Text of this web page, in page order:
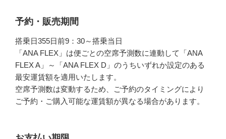
予約・販売期間
搭乗日355日前9：30～搭乗当日
「ANA FLEX」は便ごとの空席予測数に連動して「ANA
FLEX A」～「ANA FLEX D」のうちいずれか設定のある
最安運賃額を適用いたします。
空席予測数は変動するため、ご予約のタイミングにより
ご予約・ご購入可能な運賃額が異なる場合があります。